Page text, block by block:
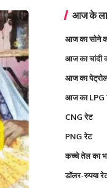
आज के
आज का सोने
आज का चांदी
आज का
आज का LPG
CNG रेट
PNG रेट
कच्चे तेल का
डॉलर-रुपया